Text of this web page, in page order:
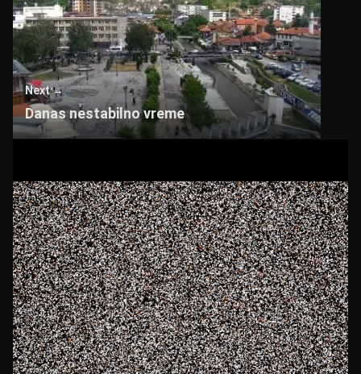
Next →
Danas nestabilno vreme